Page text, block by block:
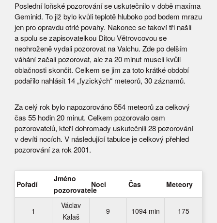
Poslední loňské pozorování se uskutečnilo v době maxima
Geminid. To již bylo kvůli teplotě hluboko pod bodem mrazu
jen pro opravdu otrlé povahy. Nakonec se takoví tři našli
a spolu se zapisovatelkou Ditou Větrovcovou se
neohroženě vydali pozorovat na Valchu. Zde po delším
váhání začali pozorovat, ale za 20 minut museli kvůli
oblačnosti skončit. Celkem se jim za toto krátké období
podařilo nahlásit 14 „fyzických“ meteorů, 30 záznamů.
Za celý rok bylo napozorováno 554 meteorů za celkový
čas 55 hodin 20 minut. Celkem pozorovalo osm
pozorovatelů, kteří dohromady uskutečnili 28 pozorování
v devíti nocích. V následující tabulce je celkový přehled
pozorování za rok 2001.
Pořadí
Jméno
pozorovatele
Noci Čas Meteory
1
Václav
Kalaš
9 1094 min 175